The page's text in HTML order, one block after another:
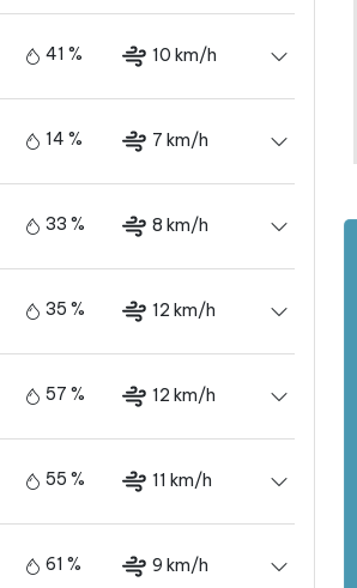
41 % 10 km/h
14 % 7 km/h
33 % 8 km/h
35 % 12 km/h
57 % 12 km/h
55 % 11 km/h
61 % 9 km/h